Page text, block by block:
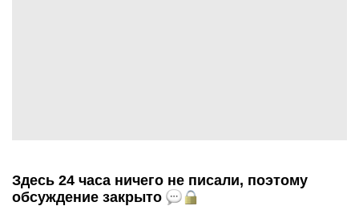
Здесь 24 часа ничего не писали, поэтому
обсуждение закрыто